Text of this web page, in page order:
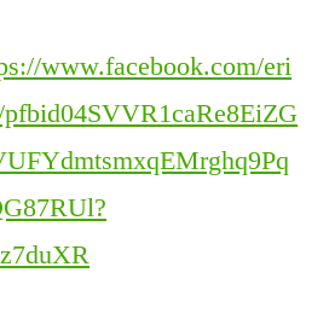
www.facebook.com/eri